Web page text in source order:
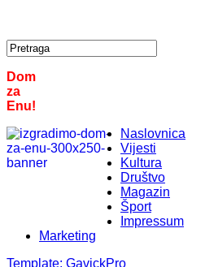
Dom
za
Enu!
Naslovnica
Vijesti
Kultura
Društvo
Magazin
Šport
Impressum
Marketing
Template: GavickPro